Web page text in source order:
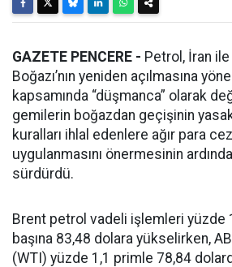
GAZETE PENCERE - Petrol, İran ile
Boğazı’nın yeniden açılmasına
kapsamında “düşmanca” olarak
gemilerin boğazdan geçişinin
kuralları ihlal edenlere ağır para
uygulanmasını önermesinin
sürdürdü.
Brent petrol vadeli işlemleri yüzde
başına 83,48 dolara yükselirken,
(WTI) yüzde 1,1 primle 78,84